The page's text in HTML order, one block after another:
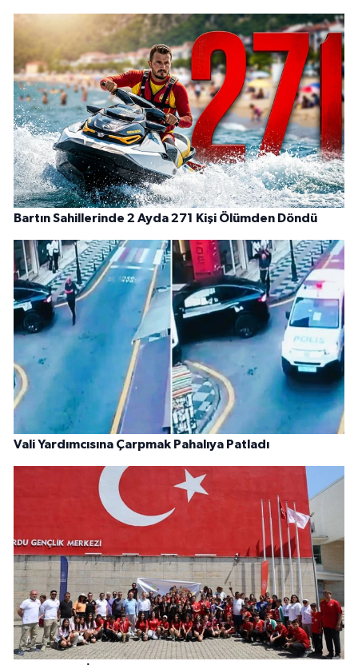
Bartın Sahillerinde 2 Ayda 271 Kişi Ölümden Döndü
Vali Yardımcısına Çarpmak Pahalıya Patladı